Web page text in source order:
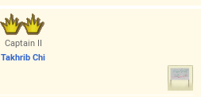
Captain II
Takhrib Chi